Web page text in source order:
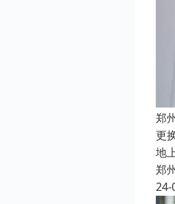
郑
更
地
郑
24-